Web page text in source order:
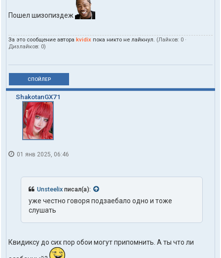
Пошел шизопиздеж
За это сообщение автора kvidix пока никто не лайкнул. (Лайков: 0 ·
Дизлайков: 0)
СПОЙЛЕР
ShakotanGX71
01 янв 2025, 06:46
Unsteelix писал(а):
уже честно говоря подзаебало одно и тоже
слушать
Квидиксу до сих пор обои могут припомнить. А ты что ли